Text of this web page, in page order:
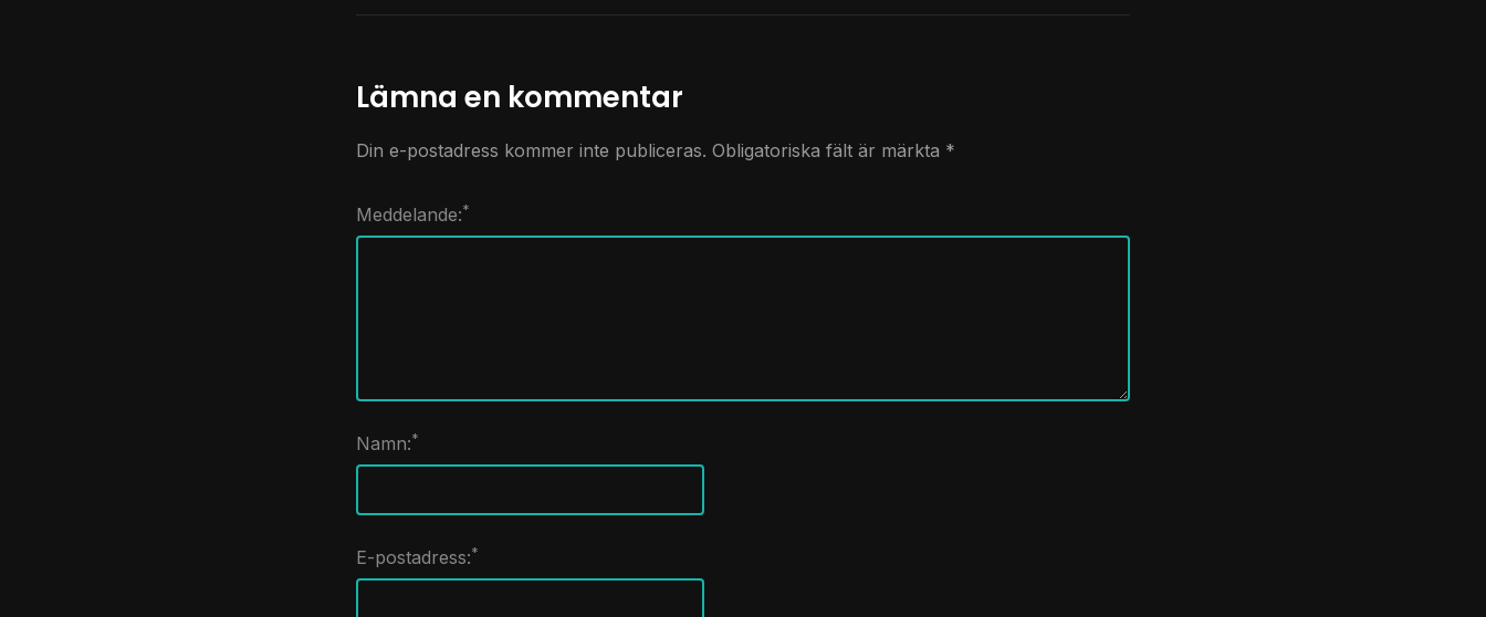
Lämna en kommentar
Din e-postadress kommer inte publiceras. Obligatoriska fält är märkta *
Meddelande:*
Namn:*
E-postadress:*